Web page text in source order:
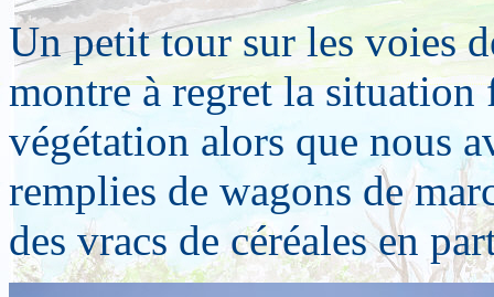
Un petit tour sur les voies
montre à regret la
végétation alors que nous
remplies de wagons de
des vracs de céréales en